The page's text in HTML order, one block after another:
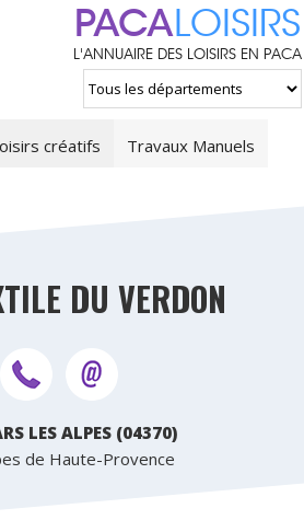
PACALOISIRS
L'ANNUAIRE DES LOISIRS EN PACA
créatifs Travaux Manuels
DU VERDON
LES ALPES (04370)
de Haute-Provence